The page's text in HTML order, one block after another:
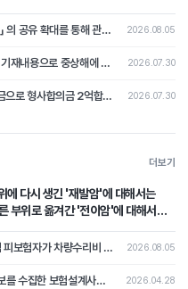
보이스피싱 의심 금융, 통신, 수사정보, 「ASAP」 의 공유 확대를 통해 관계기관 공동 활용 체계 마련 2026.08.05
교통사고로 상해2급에 해당시 불송치 결정서의 기재내용으로 중상해에 해당하지 않는다는 부분의 주장을 철회하고 형사합의로 본 분쟁조정사례[제2026-4호] 2026.07.30
교통사고로 상해2급 발생해 교통사고처리지원금으로 형사합의금 2억합의후 불송치시 형사합의에 대한 쟁점 논쟁이 된 분쟁조정사례 [제2026-3호] 2026.07.30
더보기
에 다시 생긴 '재발암'에 대해서는
부위로 옮겨간 '전이암'에 대해서는
쌍방과실로 교통사고 발생 시 자기차량손해보험 피보험자가 차량수리비 중 자기부담금 상당액을 보상받지 못하였는데, 상대차량의 보험자를 상대로 자기부담금 상당의 손해배상을 청구한 사건 2026.08.05
보험가입 및 고객 관리를 위하여 고객의 개인정보를 수집한 보험설계사가 개인정보처리자에 해당하는지 여부가 문제 된 사건 2026.04.28